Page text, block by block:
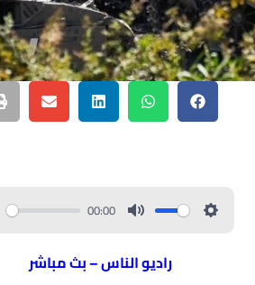
00:00
راديو الناس – بث مباشر